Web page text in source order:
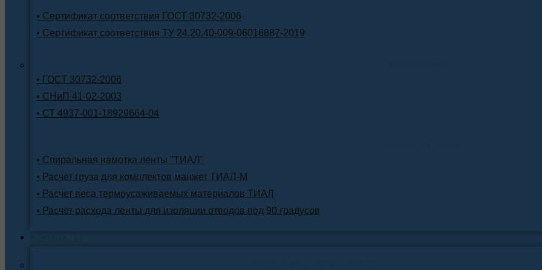
• Сертификат соответствия ГОСТ 30732-2006
• Сертификат соответствия ТУ 24.20.40-009-06016887-2019
• ГОСТ 30732-2006
• СНиП 41-02-2003
• СТ 4937-001-18929664-04
• Спиральная намотка ленты "ТИАЛ"
• Расчет груза для комплектов манжет ТИАЛ-М
• Расчет веса термоусаживаемых материалов ТИАЛ
• Расчет расхода ленты для изоляции отводов под 90 градусов